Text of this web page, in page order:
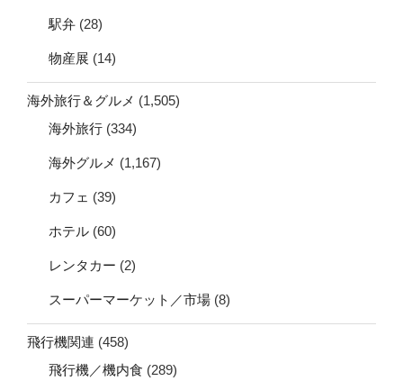
駅弁 (28)
物産展 (14)
海外旅行＆グルメ (1,505)
海外旅行 (334)
海外グルメ (1,167)
カフェ (39)
ホテル (60)
レンタカー (2)
スーパーマーケット／市場 (8)
飛行機関連 (458)
飛行機／機内食 (289)